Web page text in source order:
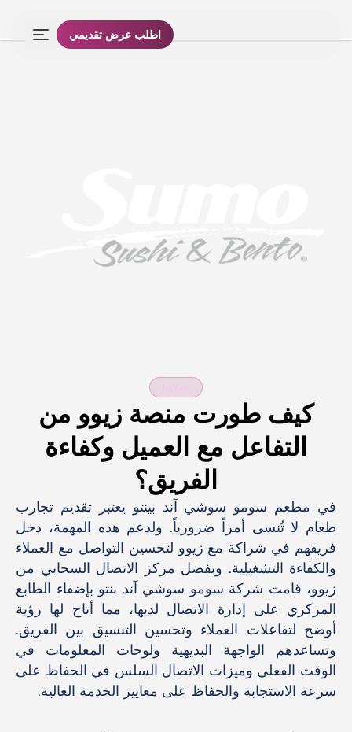
اطلب عرض تقديمي
كيف طورت منصة زيوو من
التفاعل مع العميل وكفاءة
الفريق؟
في مطعم سومو سوشي آند بينتو يعتبر تقديم تجارب
طعام لا تُنسى أمراً ضرورياً. ولدعم هذه المهمة، دخل
فريقهم في شراكة مع زيوو لتحسين التواصل مع العملاء
والكفاءة التشغيلية. وبفضل مركز الاتصال السحابي من
زيوو، قامت شركة سومو سوشي آند بنتو بإضفاء الطابع
المركزي على إدارة الاتصال لديها، مما أتاح لها رؤية
أوضح لتفاعلات العملاء وتحسين التنسيق بين الفريق.
وتساعدهم الواجهة البديهية ولوحات المعلومات في
الوقت الفعلي وميزات الاتصال السلس في الحفاظ على
سرعة الاستجابة والحفاظ على معايير الخدمة العالية.